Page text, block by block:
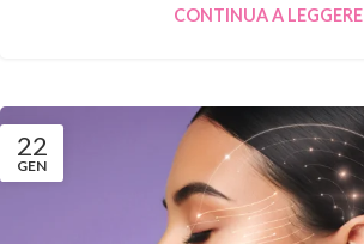
CONTINUA A LEGGERE
22
GEN